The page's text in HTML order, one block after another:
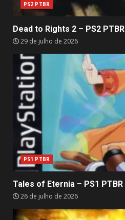
PS2 PTBR
Dead to Rights 2 – PS2 PTBR
29 de julho de 2026
PS1 PTBR
Tales of Eternia – PS1 PTBR
26 de julho de 2026